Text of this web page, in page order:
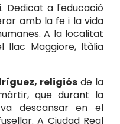
. Dedicat a l'educació
amb la fe i la vida
A la localitat
llac Maggiore, Itàlia
religiós de la
que durant la
descansar en el
A Ciudad Real